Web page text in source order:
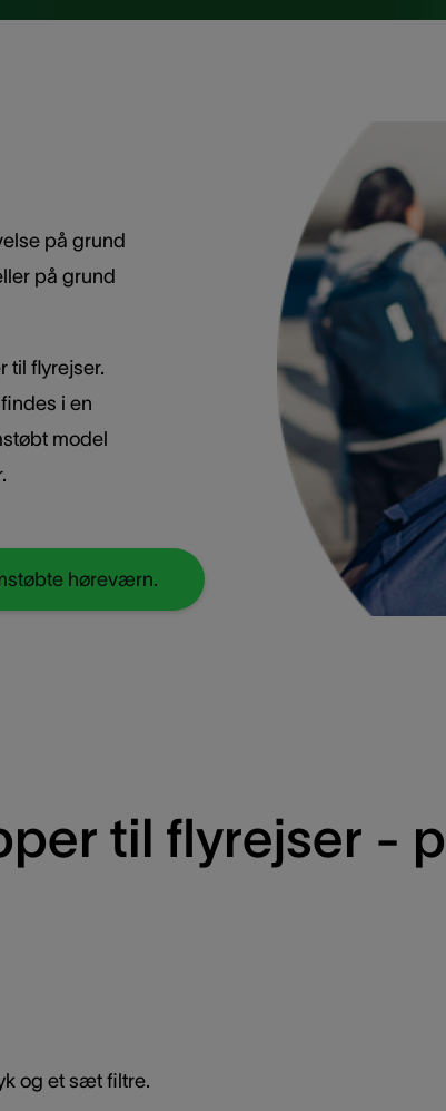
på grund
på grund
til flyrejser.
i en
model
høreværn.
til flyrejser -
og et sæt filtre.